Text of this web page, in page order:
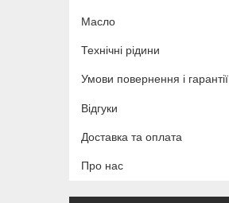
Масло
Технічні рідини
Умови повернення і гарантії
Відгуки
Доставка та оплата
Про нас